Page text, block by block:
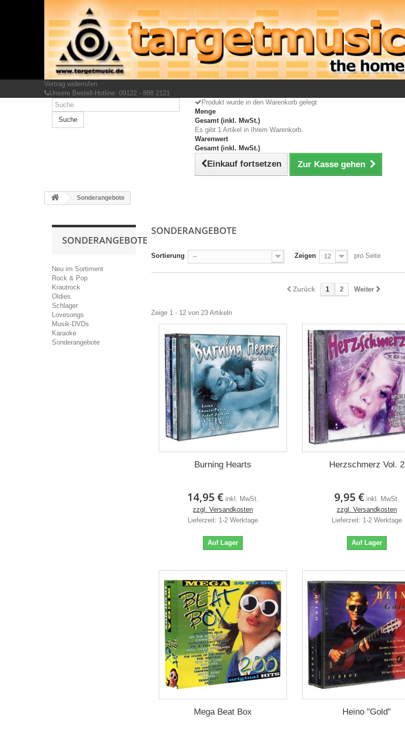
Vertrag widerrufen
Unsere Bestell-Hotline: 09122 - 888 2121
Suche
Produkt wurde in den Warenkorb gelegt
Menge
Gesamt (inkl. MwSt.)
Es gibt 1 Artikel in Ihrem Warenkorb.
Warenwert
Gesamt (inkl. MwSt.)
Einkauf fortsetzen Zur Kasse gehen
Sonderangebote
SONDERANGEBOTE
Neu im Sortiment
Rock & Pop
Krautrock
Oldies
Schlager
Lovesongs
Musik-DVDs
Karaoke
Sonderangebote
SONDERANGEBOTE
Sortierung -- Zeigen 12 pro Seite
Zurück 1 2 Weiter
Zeige 1 - 12 von 23 Artikeln
Burning Hearts
14,95 € inkl. MwSt.
zzgl. Versandkosten
Lieferzeit: 1-2 Werktage
Auf Lager
Herzschmerz Vol. 2
9,95 € inkl. MwSt.
zzgl. Versandkosten
Lieferzeit: 1-2 Werktage
Auf Lager
Mega Beat Box Heino "Gold"